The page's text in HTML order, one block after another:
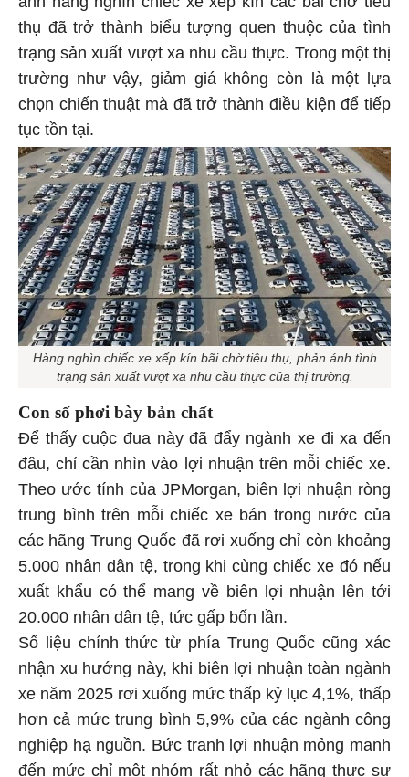
thụ đã trở thành biểu tượng quen thuộc của tình
trạng sản xuất vượt xa nhu cầu thực. Trong một thị
trường như vậy, giảm giá không còn là một lựa
chọn chiến thuật mà đã trở thành điều kiện để tiếp
tục tồn tại.
Hàng nghìn chiếc xe xếp kín bãi chờ tiêu thụ, phản ánh tình
trạng sản xuất vượt xa nhu cầu thực của thị trường.
Con số phơi bày bản chất
Để thấy cuộc đua này đã đẩy ngành xe đi xa đến
đâu, chỉ cần nhìn vào lợi nhuận trên mỗi chiếc xe.
Theo ước tính của JPMorgan, biên lợi nhuận ròng
trung bình trên mỗi chiếc xe bán trong nước của
các hãng Trung Quốc đã rơi xuống chỉ còn khoảng
5.000 nhân dân tệ, trong khi cùng chiếc xe đó nếu
xuất khẩu có thể mang về biên lợi nhuận lên tới
20.000 nhân dân tệ, tức gấp bốn lần.
Số liệu chính thức từ phía Trung Quốc cũng xác
nhận xu hướng này, khi biên lợi nhuận toàn ngành
xe năm 2025 rơi xuống mức thấp kỷ lục 4,1%, thấp
hơn cả mức trung bình 5,9% của các ngành công
nghiệp hạ nguồn. Bức tranh lợi nhuận mỏng manh
đến mức chỉ một nhóm rất nhỏ các hãng thực sự